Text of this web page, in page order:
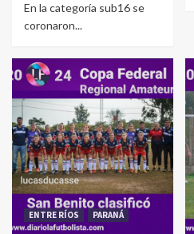
En la categoría sub16 se
coronaron...
ENTRE RÍOS PARANÁ